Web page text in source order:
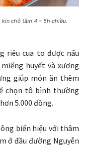
chỗ tầm 4 – 5h chiều.
riêu cua to được nấu
huyết và xương
giúp món ăn thêm
chọn tô bình thường
5.000 đồng.
biển hiệu với thâm
ở đầu đường Nguyễn